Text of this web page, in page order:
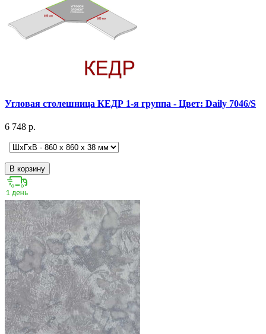
Угловая столешница КЕДР 1-я группа - Цвет: Daily 7046/S
6 748 р.
В корзину